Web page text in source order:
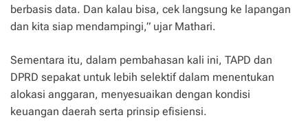
berbasis data. Dan kalau bisa, cek langsung ke lapangan
dan kita siap mendampingi,” ujar Mathari.
Sementara itu, dalam pembahasan kali ini, TAPD dan
DPRD sepakat untuk lebih selektif dalam menentukan
alokasi anggaran, menyesuaikan dengan kondisi
keuangan daerah serta prinsip efisiensi.